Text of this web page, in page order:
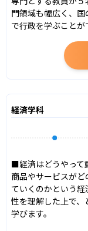
門領域も幅広く、
で行政を学ぶことが
経済学科
■経済はどうやって
商品やサービスが
ていくのかという
性を理解した上で
学びます。